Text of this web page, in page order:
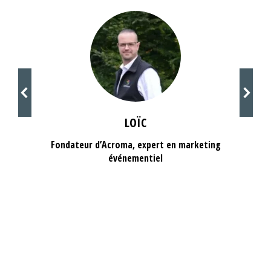
LOÏC
Fondateur d’Acroma, expert en marketing
événementiel